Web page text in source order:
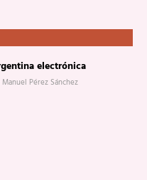
electrónica
Pérez Sánchez